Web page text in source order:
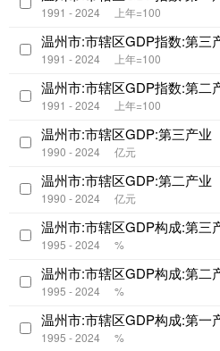
1991 - 2024 上年=100
温州市:市辖区GDP指数:第三
1991 - 2024 上年=100
温州市:市辖区GDP指数:第二
1991 - 2024 上年=100
温州市:市辖区GDP:第三产业
1990 - 2024 亿元
温州市:市辖区GDP:第二产业
1990 - 2024 亿元
温州市:市辖区GDP构成:第三
1995 - 2024 %
温州市:市辖区GDP构成:第二
1995 - 2024 %
温州市:市辖区GDP构成:第一
1995 - 2024 %